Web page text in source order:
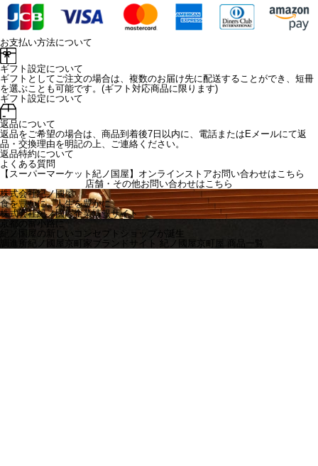
お支払い方法について
ギフト設定について
ギフトとしてご注文の場合は、複数のお届け先に配送することができ、短冊
を選ぶことも可能です。(ギフト対応商品に限ります)
ギフト設定について
返品について
返品をご希望の場合は、商品到着後7日以内に、電話またはEメールにて返
品・交換理由を明記の上、ご連絡ください。
返品特約について
よくある質問
【スーパーマーケット紀ノ国屋】オンラインストアお問い合わせはこちら
店舗・その他お問い合わせはこちら
株式会社紀ノ國屋
食を豊かに、人生を豊かに
株式会社紀ノ國屋企業情報サイト
京都の富小路に
紀ノ国屋の新しいコンセプトショップが誕生
調進所紀ノ國屋京町家ブランドサイト 紀ノ國屋京町屋 商品一覧